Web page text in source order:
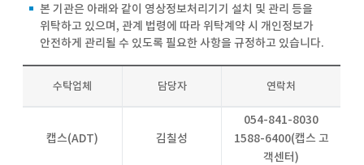
본 기관은 아래와 같이 영상정보처리기기 설치 및 관리 등을
위탁하고 있으며, 관계 법령에 따라 위탁계약 시 개인정보가
안전하게 관리될 수 있도록 필요한 사항을 규정하고 있습니다.
수탁업체 담당자 연락처
캡스(ADT) 김칠성
054-841-8030
1588-6400(캡스 고
객센터)